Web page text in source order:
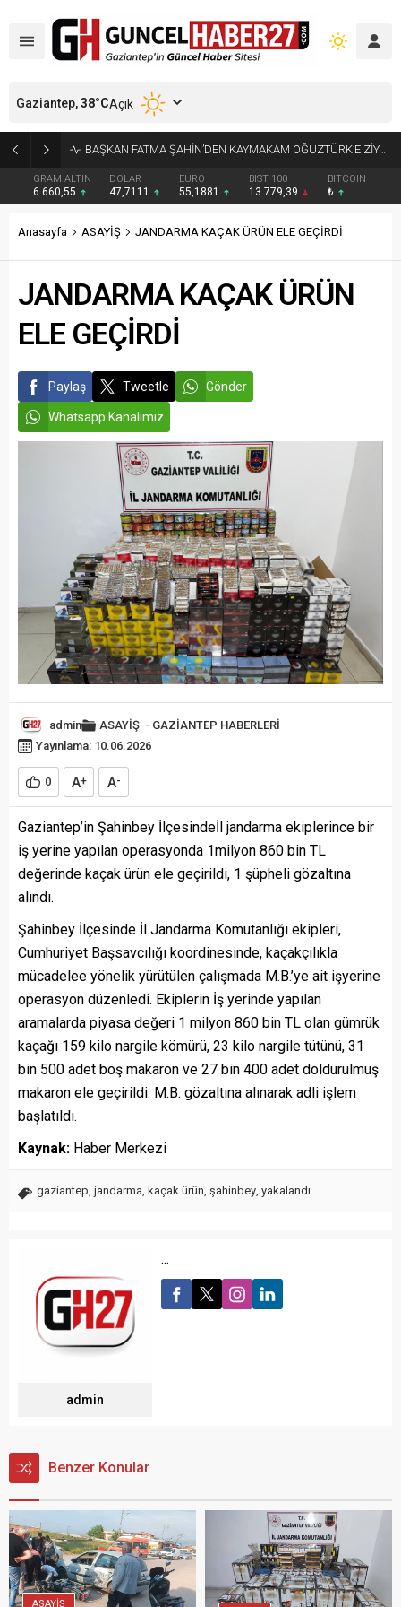
KÜÇÜK AK BALIKÇILLAR AĞAÇLARI BEYAZA BÜRÜDÜ
GRAM ALTIN
6.660,55
DOLAR
47,7111
EURO
55,1881
BIST 100
13.779,39
BITCOIN
₺
Gaziantep,38°CAçık
Anasayfa ASAYİŞ JANDARMA KAÇAK ÜRÜN ELE GEÇİRDİ
JANDARMA KAÇAK ÜRÜN
ELE GEÇİRDİ
Paylaş Tweetle Gönder
Whatsapp Kanalımız
admin ASAYİŞ - GAZİANTEP HABERLERİ
Yayınlama: 10.06.2026
0 A+ A-
Gaziantep’in Şahinbey İlçesindeİl jandarma ekiplerince bir
iş yerine yapılan operasyonda 1milyon 860 bin TL
değerinde kaçak ürün ele geçirildi, 1 şüpheli gözaltına
alındı.
Şahinbey İlçesinde İl Jandarma Komutanlığı ekipleri,
Cumhuriyet Başsavcılığı koordinesinde, kaçakçılıkla
mücadelee yönelik yürütülen çalışmada M.B.’ye ait işyerine
operasyon düzenledi. Ekiplerin İş yerinde yapılan
aramalarda piyasa değeri 1 milyon 860 bin TL olan gümrük
kaçağı 159 kilo nargile kömürü, 23 kilo nargile tütünü, 31
bin 500 adet boş makaron ve 27 bin 400 adet doldurulmuş
makaron ele geçirildi. M.B. gözaltına alınarak adli işlem
başlatıldı.
Kaynak: Haber Merkezi
gaziantep jandarma kaçak ürün şahinbey yakalandı
admin
...
Benzer Konular
ASAYİŞ